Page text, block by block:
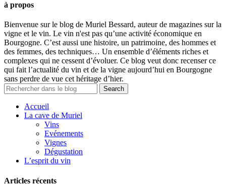
à propos
Bienvenue sur le blog de Muriel Bessard, auteur de magazines sur la
vigne et le vin. Le vin n'est pas qu’une activité économique en
Bourgogne. C’est aussi une histoire, un patrimoine, des hommes et
des femmes, des techniques… Un ensemble d’éléments riches et
complexes qui ne cessent d’évoluer. Ce blog veut donc recenser ce
qui fait l’actualité du vin et de la vigne aujourd’hui en Bourgogne
sans perdre de vue cet héritage d’hier.
Accueil
La cave de Muriel
Vins
Evénements
Vignes
Dégustation
L’esprit du vin
Articles récents